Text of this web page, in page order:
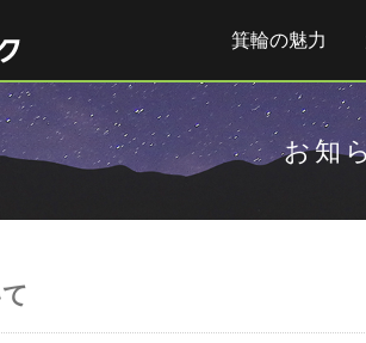
箕輪の魅力
お知